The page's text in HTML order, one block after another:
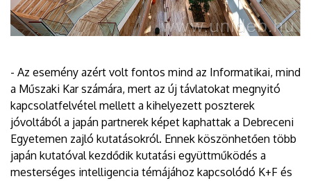
- Az esemény azért volt fontos mind az Informatikai, mind
a Műszaki Kar számára, mert az új távlatokat megnyitó
kapcsolatfelvétel mellett a kihelyezett poszterek
jóvoltából a japán partnerek képet kaphattak a Debreceni
Egyetemen zajló kutatásokról. Ennek köszönhetően több
japán kutatóval kezdődik kutatási együttműködés a
mesterséges intelligencia témájához kapcsolódó K+F és